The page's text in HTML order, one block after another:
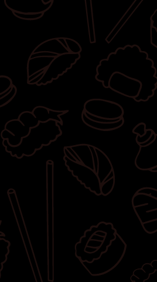
owinięta węgorzem, 8x california z krewetką
w tempurze, węgorzem w tempurze,
awokado, majonezem lekko pikantnym,
sosem teriyaki i masagą owinięta krewetką